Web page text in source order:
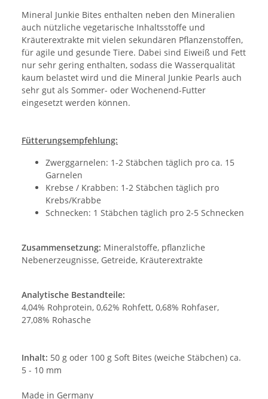
Mineral Junkie Bites enthalten neben den Mineralien
auch nützliche vegetarische Inhaltsstoffe und
Kräuterextrakte mit vielen sekundären Pflanzenstoffen,
für agile und gesunde Tiere. Dabei sind Eiweiß und Fett
nur sehr gering enthalten, sodass die Wasserqualität
kaum belastet wird und die Mineral Junkie Pearls auch
sehr gut als Sommer- oder Wochenend-Futter
eingesetzt werden können.
Fütterungsempfehlung:
Zwerggarnelen: 1-2 Stäbchen täglich pro ca. 15
Garnelen
Krebse / Krabben: 1-2 Stäbchen täglich pro
Krebs/Krabbe
Schnecken: 1 Stäbchen täglich pro 2-5 Schnecken
Zusammensetzung: Mineralstoffe, pflanzliche
Nebenerzeugnisse, Getreide, Kräuterextrakte
Analytische Bestandteile:
4,04% Rohprotein, 0,62% Rohfett, 0,68% Rohfaser,
27,08% Rohasche
Inhalt: 50 g oder 100 g Soft Bites (weiche Stäbchen) ca.
5 - 10 mm
Made in Germany